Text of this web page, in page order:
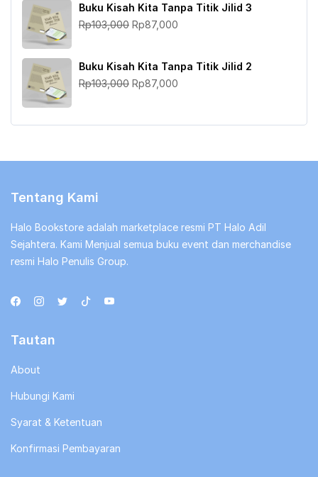
Rp103,000.adalah:
Buku Kisah Kita Tanpa Titik Jilid 3
Rp103,000 Harga
Rp103,000.
Rp87,000
adalah:
Buku Kisah Kita Tanpa Titik Jilid 2
Rp103,000 Harga
Rp87,000
Tentang Kami
Halo Bookstore adalah marketplace resmi PT Halo Adil
Sejahtera. Kami Menjual semua buku event dan merchandise
resmi Halo Penulis Group.
Tautan
About
Hubungi Kami
Syarat & Ketentuan
Konfirmasi Pembayaran